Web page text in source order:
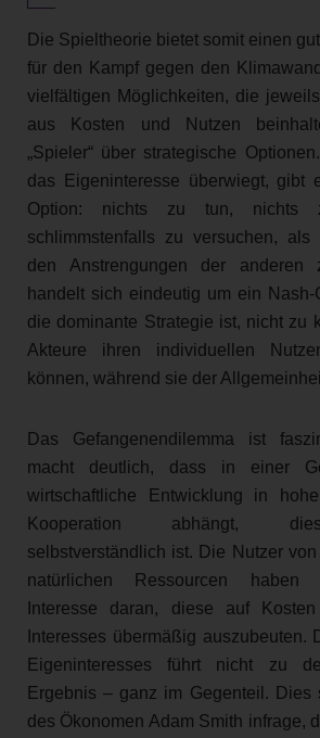
Die Spieltheorie bietet somit einen
für den Kampf gegen den
vielfältigen Möglichkeiten, die
aus Kosten und Nutzen
„Spieler“ über strategische
das Eigeninteresse überwiegt, gibt
Option: nichts zu tun, nichts
schlimmstenfalls zu versuchen, als
den Anstrengungen der anderen
handelt sich eindeutig um ein Nash-
die dominante Strategie ist, nicht zu
Akteure ihren individuellen
können, während sie der
Das Gefangenendilemma ist
macht deutlich, dass in einer
wirtschaftliche Entwicklung in
Kooperation abhängt,
selbstverständlich ist. Die Nutzer
natürlichen Ressourcen haben
Interesse daran, diese auf
Interesses übermäßig auszubeuten.
Eigeninteresses führt nicht zu
Ergebnis – ganz im Gegenteil. Dies
des Ökonomen Adam Smith infrage,